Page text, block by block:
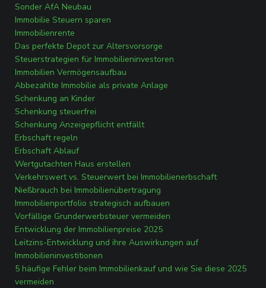
Sonder AfA Neubau
Immobilie Steuern sparen
Immobilienrente
Das perfekte Depot zur Altersvorsorge
Steuerstrategien für Immobilieninvestoren
Immobilien Vermögensaufbau
Abbezahlte Immobilie als private Anlage
Schenkung an Kinder
Schenkung steuerfrei
Schenkung Anzeigepflicht entfällt
Erbschaft regeln
Erbschaft Ablauf
Wertgutachten Haus erstellen
Verkehrswert vs. Steuerwert bei Immobilienerbschaft
Nießbrauch bei Immobilienübertragung
Immobilienportfolio strategisch aufbauen
Vorfällige Grunderwerbsteuer vermeiden
Entwicklung der Immobilienpreise 2025
Leitzins-Entwicklung und ihre Auswirkungen auf
Immobilieninvestitionen
5 häufige Fehler beim Immobilienkauf und wie Sie diese 2025
vermeiden